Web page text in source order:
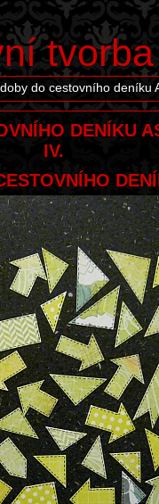
tvorba
do cestovního deníku
DENÍKU
IV.